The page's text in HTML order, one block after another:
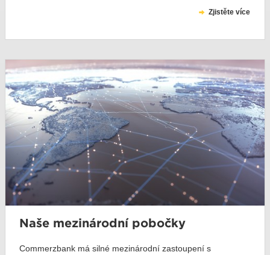
Zjistěte více
Naše mezinárodní pobočky
Commerzbank má silné mezinárodní zastoupení s